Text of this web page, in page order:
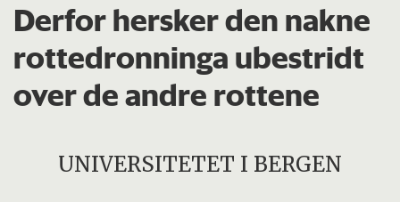
Derfor hersker den nakne
rottedronninga ubestridt
over de andre rottene
UNIVERSITETET I BERGEN